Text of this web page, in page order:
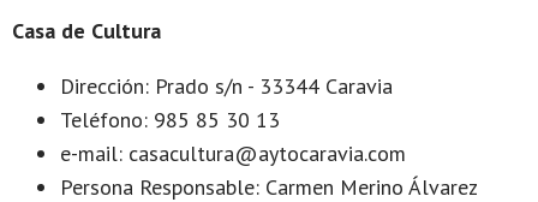
Casa de Cultura
Dirección: Prado s/n - 33344 Caravia
Teléfono: 985 85 30 13
e-mail: casacultura@aytocaravia.com
Persona Responsable: Carmen Merino Álvarez